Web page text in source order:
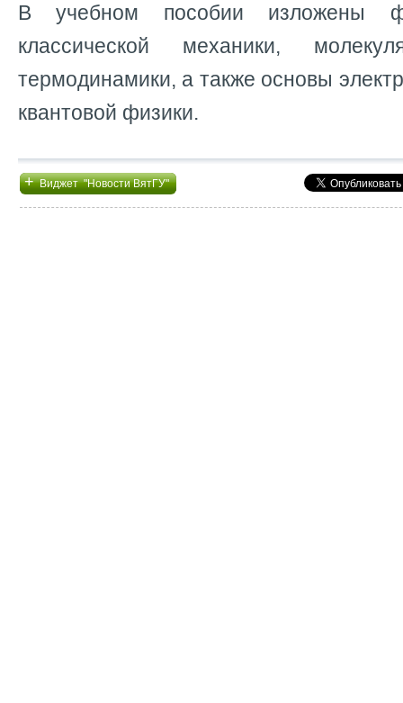
В учебном пособии изложены
классической механики,
термодинамики, а также основы
квантовой физики.
+Виджет "Новости ВятГУ"